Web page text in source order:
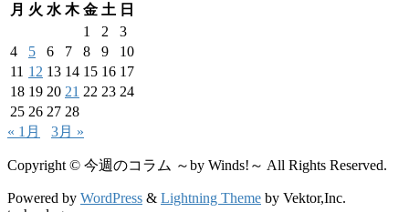
月 火 水 木 金 土 日
1
2
3
4
5 6 7 8 9
10
11 12 13 14 15 16 17
18 19 20 21 22 23 24
25 26 27 28
« 1月
3月 »
Copyright © 今週のコラム ～by Winds!～ All Rights Reserved.
Powered by WordPress & Lightning Theme by Vektor,Inc.